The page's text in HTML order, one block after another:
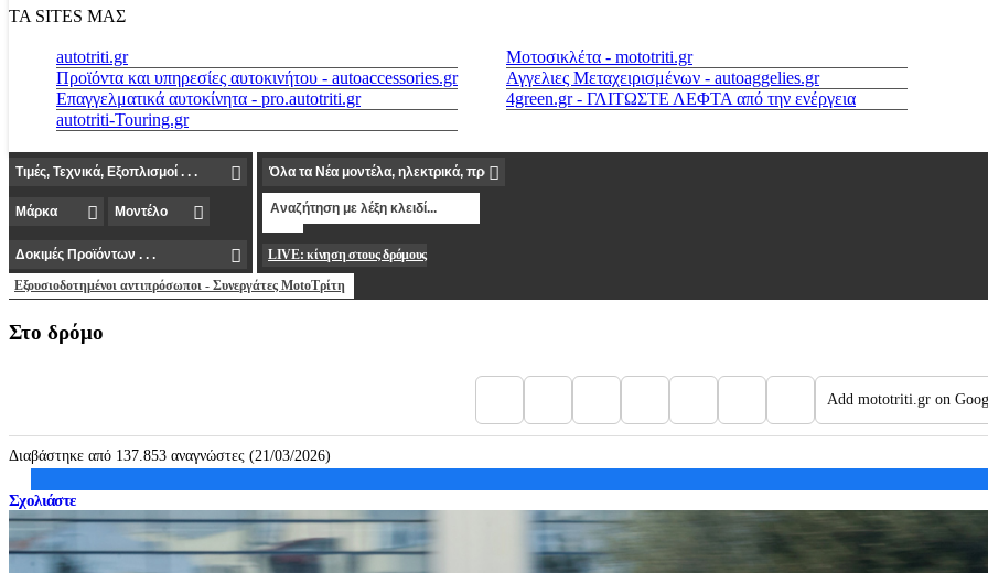
ΤΑ SITES ΜΑΣ
autotriti.gr
Προϊόντα και υπηρεσίες αυτοκινήτου - autoaccessories.gr
Επαγγελματικά αυτοκίνητα - pro.autotriti.gr
autotriti-Touring.gr
Μοτοσικλέτα - mototriti.gr
Αγγελιες Μεταχειρισμένων - autoaggelies.gr
4green.gr - ΓΛΙΤΩΣΤΕ ΛΕΦΤΑ από την ενέργεια
LIVE: κίνηση στους δρόμους
Εξουσιοδοτημένοι αντιπρόσωποι - Συνεργάτες MotoΤρίτη
Στο δρόμο
Add mototriti.gr on
Διαβάστηκε από 137.853 αναγνώστες (21/03/2026)
Σχολιάστε